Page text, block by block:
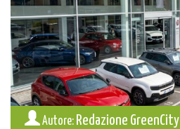
Autore: Redazione GreenCity